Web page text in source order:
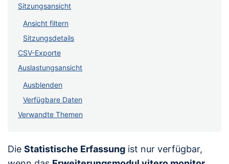
Sitzungsansicht
Ansicht filtern
Sitzungsdetails
CSV-Exporte
Auslastungsansicht
Ausblenden
Verfügbare Daten
Verwandte Themen
Die Statistische Erfassung ist nur verfügbar,